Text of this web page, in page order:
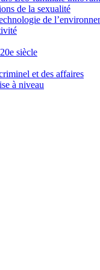
de la sexualité
de
siècle
et des affaires
à niveau